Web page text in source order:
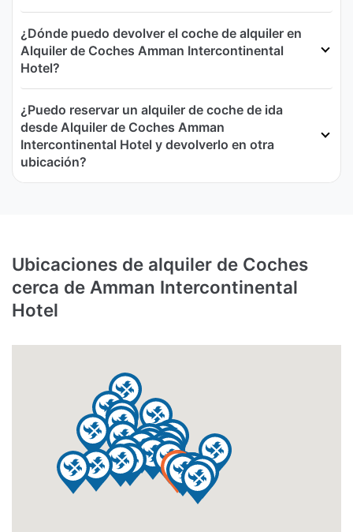
¿Dónde puedo devolver el coche de alquiler en
Alquiler de Coches Amman Intercontinental
Hotel?
¿Puedo reservar un alquiler de coche de ida
desde Alquiler de Coches Amman
Intercontinental Hotel y devolverlo en otra
ubicación?
Ubicaciones de alquiler de Coches
cerca de Amman Intercontinental
Hotel